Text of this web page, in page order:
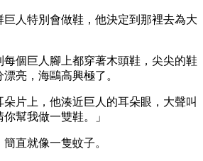
人特別會做鞋，他決定到那裡去為大
個巨人腳上都穿著木頭鞋，尖尖的鞋
亮，海鷗高興極了。
片上，他湊近巨人的耳朵眼，大聲叫
幫我做一雙鞋。」
直就像一隻蚊子。